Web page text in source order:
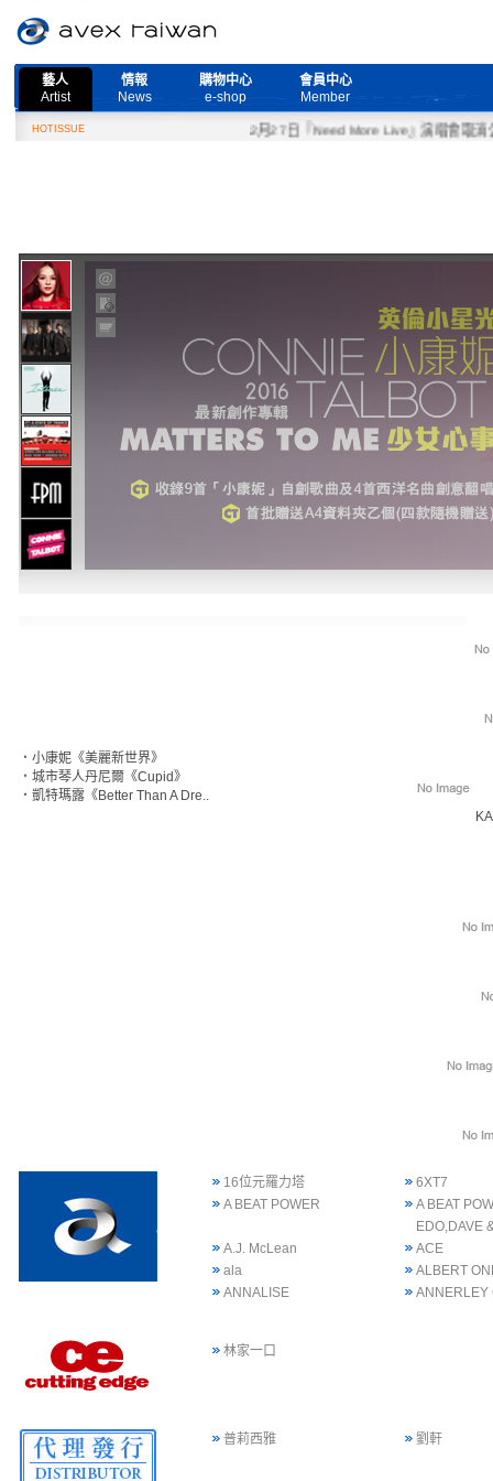
藝人
Artist
情報
News
購物中心
e-shop
會員中心
Member
HOTISSUE 2月27日『Need More Live』演唱會取消公告
‧ 小康妮《美麗新世界》
‧ 城市琴人丹尼爾《Cupid》
‧ 凱特瑪露《Better Than A Dre..
16位元羅力塔
6XT7
A BEAT POWER
A BEAT
EDO,DAVE
A.J. McLean
ACE
ala
ALBERT
ANNALISE
ANNERLEY
林家一口
普莉西雅 劉軒